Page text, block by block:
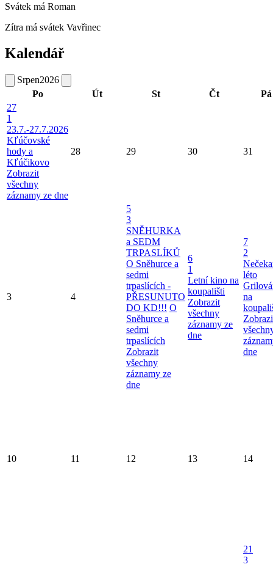
Svátek má Roman
Zítra má svátek Vavřinec
Kalendář
Srpen2026
Po
Út St Čt
Pá
27
1
23.7.-27.7.2026
Kľúčovské
hody a
Kľúčikovo
Zobrazit
všechny
záznamy ze dne
28 29 30 31
3 4
5
3
SNĚHURKA
a SEDM
TRPASLÍKŮ
O Sněhurce a
sedmi
trpaslících -
PŘESUNUTO
DO KD!!! O
Sněhurce a
sedmi
trpaslících
Zobrazit
všechny
záznamy ze
dne
6
1
Letní kino na
koupališti
Zobrazit
všechny
záznamy ze
dne
7
2
léto
na
dne
10 11 12 13 14
21
3